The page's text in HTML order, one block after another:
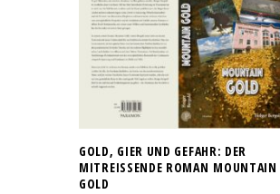
GOLD, GIER UND GEFAHR: DER
MITREISSENDE ROMAN MOUNTAIN G
OLD